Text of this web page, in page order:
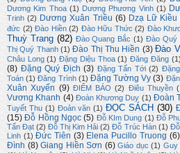
Dương Kim Thoa (1) Dương Phương Vinh (1)
Trinh (2) Dương Xuân Triều (6) Dzạ Lữ Kiều
đức (2) Đào Hiền (2) Đào Hữu Thức (2) Đào
Thuỳ Trang (82) Đào Quang Bắc (1) Đào Quý
Thị Quý Thanh (1) Đào Thị Thu Hiền (3) Đào
Châu Long (1) Đặng Diệu Thoa (1) Đăng Đăng (1)
(8) Đặng Quý Địch (3) Đặng Tấn Tới (2)
Toán (1) Đăng Trình (1) Đặng Tường Vy (3)
Xuân Xuyến (9) ĐIỂM BÁO (2) Điêu Thuyền
Vương Khanh (4) Đoàn Khương Duy (1) Đoàn
Tuyết Thu (1) Đoản văn (1) ĐỌC SÁCH (30)
(15) Đỗ Hồng Ngọc (5) Đỗ KIm Dung (1) Đỗ
Tấn Đạt (2) Đỗ Thị Kim Hải (2) Đỗ Trúc Hàn (1)
Linh (1) Đức Tiên (3) Elena Pucillo Truong (6)
Đình (8) Giang Hiền Sơn (6) Giáo dục (1) Guy